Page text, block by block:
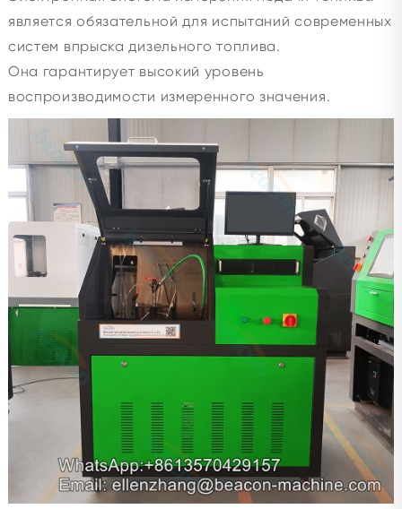
является обязательной для испытаний современных
систем впрыска дизельного топлива.
Она гарантирует высокий уровень
воспроизводимости измеренного значения.